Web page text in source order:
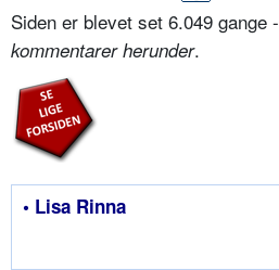
Siden er blevet set 6.049 gange -
kommentarer herunder.
• Lisa Rinna